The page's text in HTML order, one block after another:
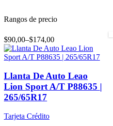
Rangos de precio
$90,00–$174,00
Llanta De Auto Leao
Lion Sport A/T P88635 |
265/65R17
Tarjeta Crédito